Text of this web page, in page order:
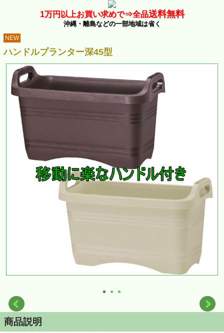
1万円以上お買い求めで⇒全品送料無料
沖縄・離島などの一部地域は省く
NEW
ハンドルプランター深45型
商品説明